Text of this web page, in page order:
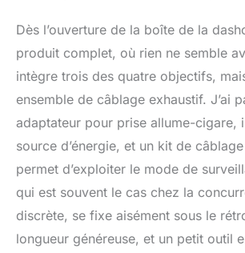
Dès l’ouverture de la boîte de la
produit complet, où rien ne semble
intègre trois des quatre objectifs,
ensemble de câblage exhaustif. J’ai
adaptateur pour prise allume-cigare,
source d’énergie, et un kit de
permet d’exploiter le mode de
qui est souvent le cas chez la
discrète, se fixe aisément sous le
longueur généreuse, et un petit outil